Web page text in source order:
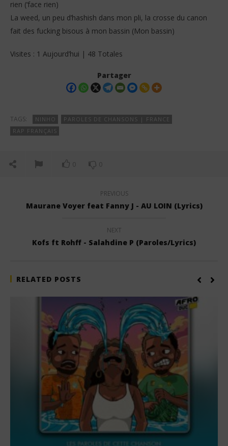
rien (‘face rien)
La weed, un peu d’hashish dans mon pli, la crosse du canon
fait des fucking bisous à mon bassin (Mon bassin)
Visites : 1 Aujourd’hui | 48 Totales
Partager
TAGS: NINHO
PAROLES DE CHANSONS | FRANCE
RAP FRANÇAIS
0 0
PREVIOUS
Maurane Voyer feat Fanny J - AU LOIN (Lyrics)
NEXT
Kofs ft Rohff - Salahdine P (Paroles/Lyrics)
RELATED POSTS